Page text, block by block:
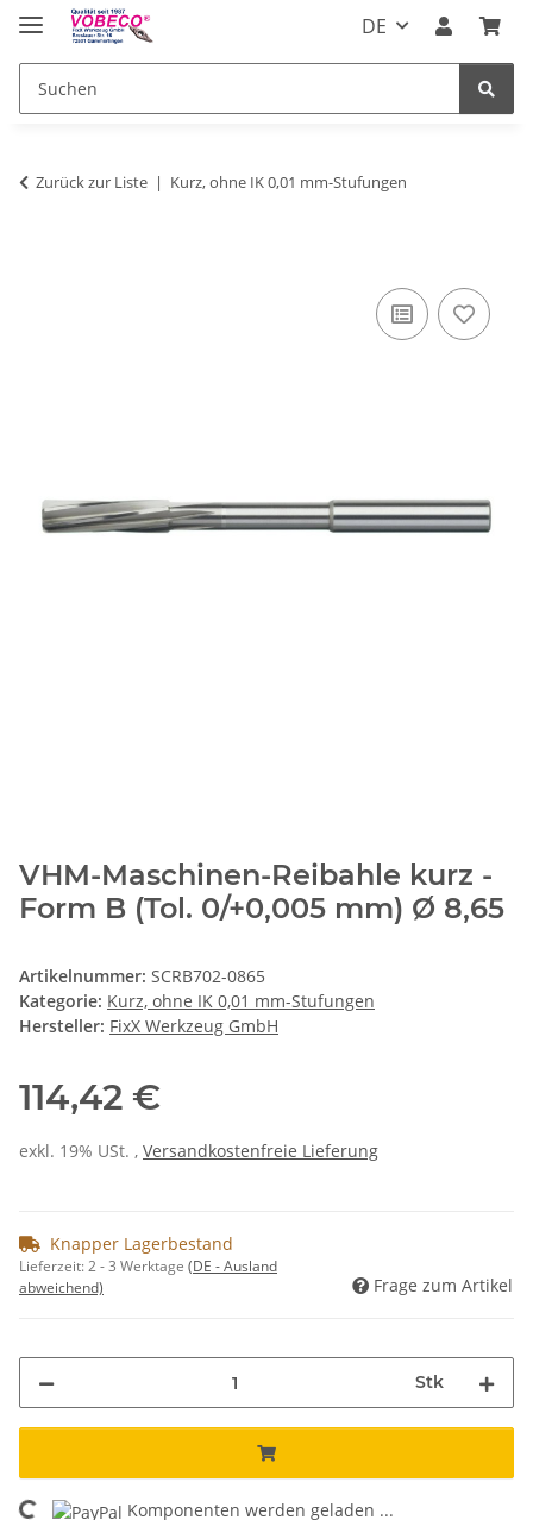
DE
Zurück zur Liste Kurz, ohne IK 0,01 mm-Stufungen
VHM-Maschinen-Reibahle kurz -
Form B (Tol. 0/+0,005 mm) Ø 8,65
Artikelnummer: SCRB702-0865
Kategorie: Kurz, ohne IK 0,01 mm-Stufungen
Hersteller: FixX Werkzeug GmbH
114,42 €
exkl. 19% USt. , Versandkostenfreie Lieferung
Knapper Lagerbestand
Lieferzeit:2 - 3 Werktage (DE - Ausland
abweichend)
Frage zum Artikel
Stk
Komponenten werden geladen ...